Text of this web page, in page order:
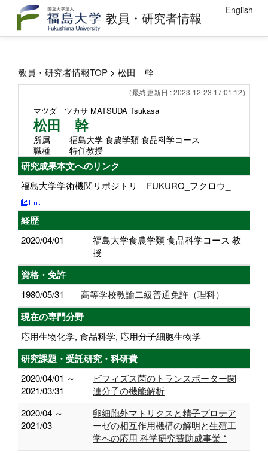
教員・研究者情報 English
教員・研究者情報TOP > 松田 幹
（最終更新日 : 2023-12-23 17:01:12）
マツダ ツカサ MATSUDA Tsukasa
松田 幹
所属
福島大学 食農学類 食品科学コース
職種
特任教授
研究成果本文へのリンク
福島大学学術機関リポジトリ FUKURO_フクロウ_
経歴
2020/04/01
福島大学食農学類 食品科学コース 教
授
資格・免許
1980/05/31 高等学校教諭二級普通免許（理科）
現在の専門分野
応用生物化学, 食品科学, 応用分子細胞生物学
研究課題・受託研究・科研費
2020/04/01 ～
2021/03/31
ビフィズス菌のトランスポーター関
連分子の機能解析
2020/04 ～
2021/03
卵細胞外マトリクスと精子プロテア
ーゼの相互作用機構の解明と生殖工
学への応用 科学研究費助成事業 *